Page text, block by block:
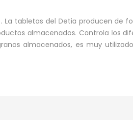
tabletas del Detia producen de
almacenados. Controla los
almacenados, es muy